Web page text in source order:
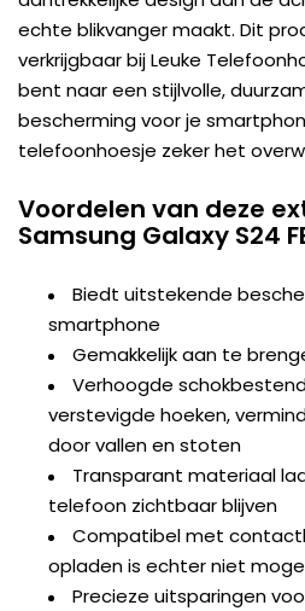
echte blikvanger maakt. Dit
verkrijgbaar bij Leuke
bent naar een stijlvolle,
bescherming voor je
telefoonhoesje zeker het
Voordelen van deze
Samsung Galaxy S24
Biedt uitstekende
smartphone
Gemakkelijk aan te
Verhoogde
verstevigde hoeken,
door vallen en stoten
Transparant materiaal
telefoon zichtbaar blijven
Compatibel met
opladen is echter niet
Precieze uitsparingen